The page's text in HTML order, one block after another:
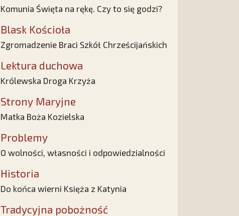
Komunia Święta na rękę. Czy to się godzi?
Blask Kościoła
Zgromadzenie Braci Szkół Chrześcijańskich
Lektura duchowa
Królewska Droga Krzyża
Strony Maryjne
Matka Boża Kozielska
Problemy
O wolności, własności i odpowiedzialności
Historia
Do końca wierni Księża z Katynia
Tradycyjna pobożność